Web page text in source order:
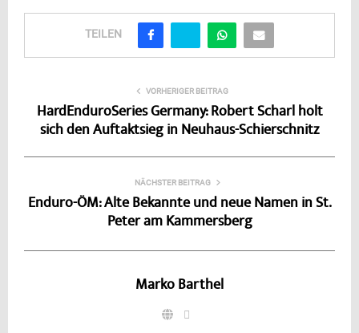
TEILEN
VORHERIGER BEITRAG
HardEnduroSeries Germany: Robert Scharl holt
sich den Auftaktsieg in Neuhaus-Schierschnitz
NÄCHSTER BEITRAG
Enduro-ÖM: Alte Bekannte und neue Namen in St.
Peter am Kammersberg
Marko Barthel